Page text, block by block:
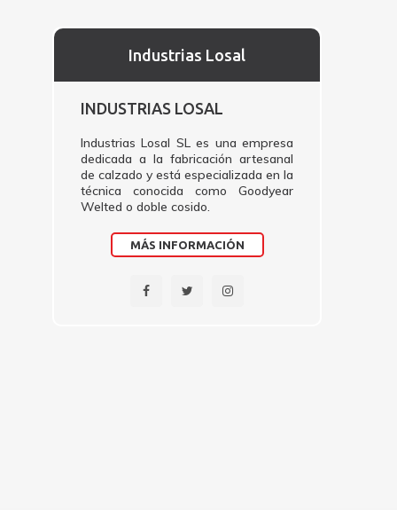
Industrias Losal
INDUSTRIAS LOSAL
Industrias Losal SL es una empresa
dedicada a la fabricación artesanal
de calzado y está especializada en la
técnica conocida como Goodyear
Welted o doble cosido.
MÁS INFORMACIÓN